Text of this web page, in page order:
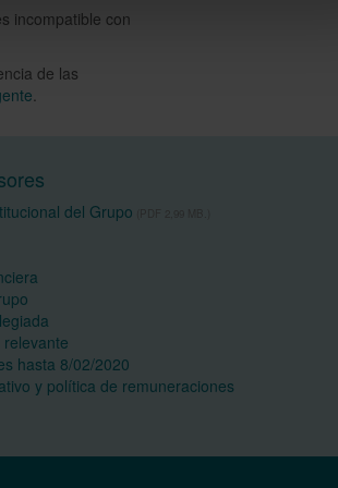
incompatible con
de las
.
del Grupo
hasta 8/02/2020
y política de remuneraciones